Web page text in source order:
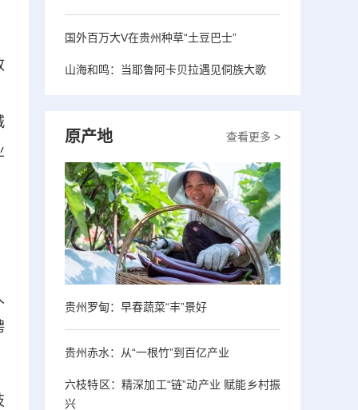
国外百万大V在贵州种草“土豆巴士”
山海和鸣：当耶鲁阿卡贝拉遇见侗族大歌
查看更多 >
原产地
贵州罗甸：早春蔬菜“丰”景好
贵州赤水：从“一根竹”到百亿产业
六枝特区：精深加工“链”动产业 赋能乡村振
兴